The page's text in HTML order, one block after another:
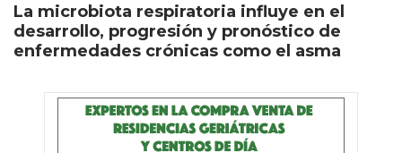
La microbiota respiratoria influye en el
desarrollo, progresión y pronóstico de
enfermedades crónicas como el asma